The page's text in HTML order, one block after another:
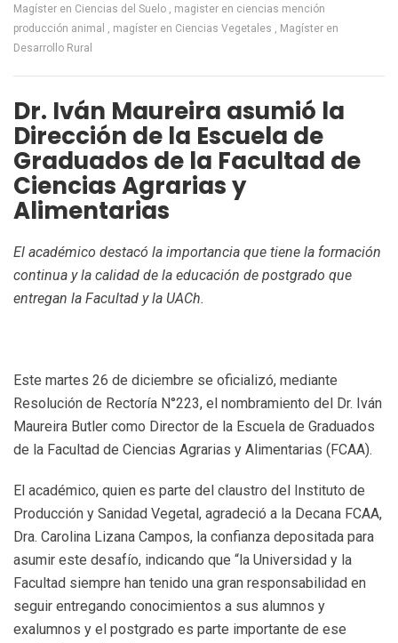
Magíster en Ciencias del Suelo
magister en ciencias mención
producción animal
magíster en Ciencias Vegetales
Magíster en
Desarrollo Rural
Dr. Iván Maureira asumió la
Dirección de la Escuela de
Graduados de la Facultad de
Ciencias Agrarias y
Alimentarias
El académico destacó la importancia que tiene la formación
continua y la calidad de la educación de postgrado que
entregan la Facultad y la UACh.
Este martes 26 de diciembre se oficializó, mediante
Resolución de Rectoría N°223, el nombramiento del Dr. Iván
Maureira Butler como Director de la Escuela de Graduados
de la Facultad de Ciencias Agrarias y Alimentarias (FCAA).
El académico, quien es parte del claustro del Instituto de
Producción y Sanidad Vegetal, agradeció a la Decana FCAA,
Dra. Carolina Lizana Campos, la confianza depositada para
asumir este desafío, indicando que “la Universidad y la
Facultad siempre han tenido una gran responsabilidad en
seguir entregando conocimientos a sus alumnos y
exalumnos y el postgrado es parte importante de ese